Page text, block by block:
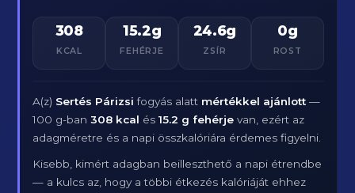
308
KCAL
15.2g
FEHÉRJE
24.6g
ZSÍR
0g
ROST
A(z) Sertés Párizsi fogyás alatt mértékkel ajánlott —
100 g-ban308 kcal és15.2 g fehérje van, ezért az
adagméretre és a napi összkalóriára érdemes figyelni.
Kisebb, kimért adagban beilleszthető a napi étrendbe
— a kulcs az, hogy a többi étkezés kalóriáját ehhez